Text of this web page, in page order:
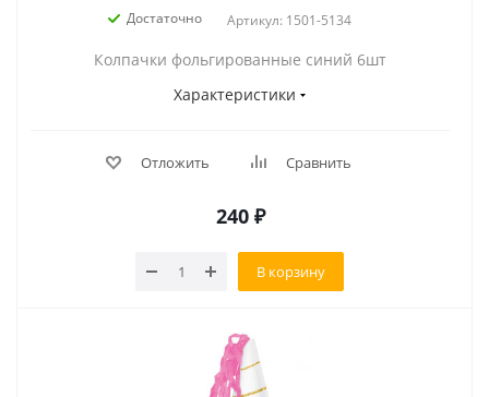
Достаточно Артикул: 1501-5134
Колпачки фольгированные синий 6шт
Характеристики
Отложить Сравнить
240 ₽
В корзину